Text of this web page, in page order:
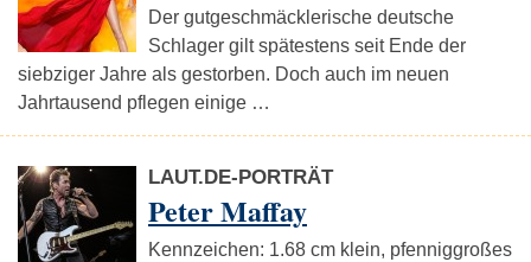
Der gutgeschmäcklerische deutsche
Schlager gilt spätestens seit Ende der
siebziger Jahre als gestorben. Doch auch im neuen
Jahrtausend pflegen einige …
LAUT.DE-PORTRÄT
Peter Maffay
Kennzeichen: 1.68 cm klein, pfenniggroßes